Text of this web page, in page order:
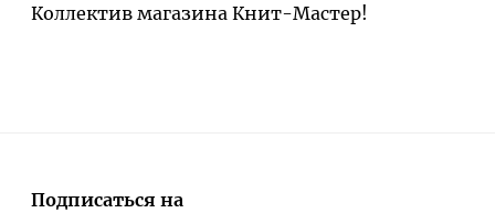
Коллектив магазина Книт-Мастер!
Подписаться на